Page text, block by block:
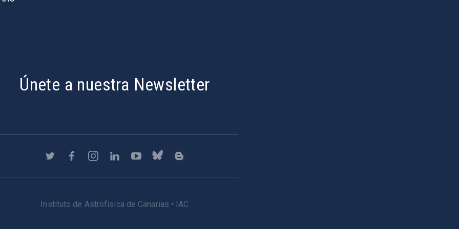
Únete a nuestra Newsletter
Instituto de Astrofísica de Canarias • IAC